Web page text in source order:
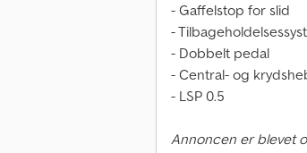
- Gaffelstop for slid
-
- Dobbelt pedal
- Central- og
- LSP 0.5
Annoncen er blevet